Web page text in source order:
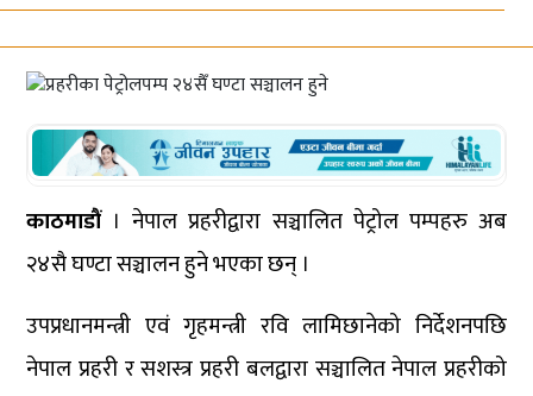
काठमाडौं। नेपाल प्रहरीद्वारा सञ्चालित पेट्रोल पम्पहरु अब
२४सै घण्टा सञ्चालन हुने भएका छन् ।
उपप्रधानमन्त्री एवं गृहमन्त्री रवि लामिछानेको निर्देशनपछि
नेपाल प्रहरी र सशस्त्र प्रहरी बलद्वारा सञ्चालित नेपाल प्रहरीको